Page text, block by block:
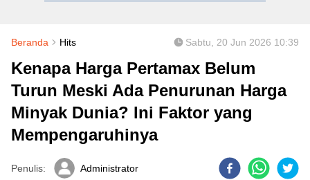
Beranda Hits Sabtu, 20 Jun 2026 10:39
Kenapa Harga Pertamax Belum
Turun Meski Ada Penurunan Harga
Minyak Dunia? Ini Faktor yang
Mempengaruhinya
Penulis: Administrator